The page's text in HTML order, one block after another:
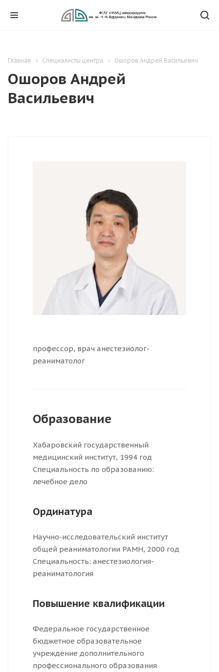
Главная Специалисты центра Ошоров Андрей Васильевич
Ошоров Андрей
Васильевич
профессор, врач анестезиолог-
реаниматолог
Образование
Хабаровский государственный
медицинский институт, 1994 год
Специальность по образованию:
лечебное дело
Ординатура
Научно-исследовательский институт
общей реаниматологии РАМН, 2000 год
Специальность: анестезиология-
реаниматология
Повышение квалификации
Федеральное государственное
бюджетное образовательное
учреждение дополнительного
профессионального образования